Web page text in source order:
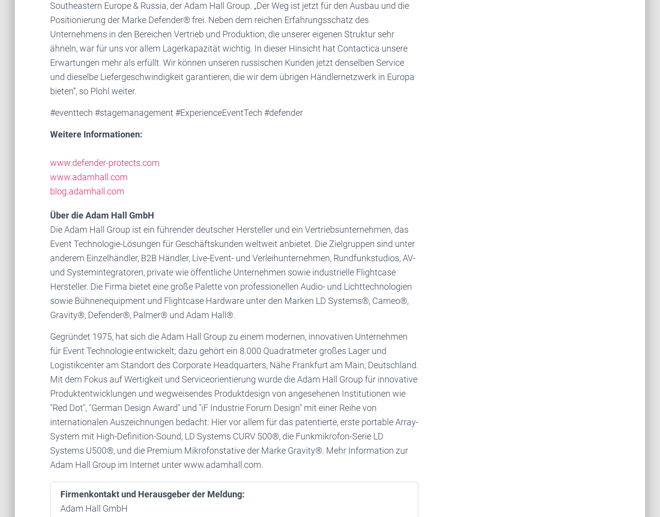
Southeastern Europe & Russia, der Adam Hall Group. „Der Weg ist jetzt für den Ausbau und die
Positionierung der Marke Defender® frei. Neben dem reichen Erfahrungsschatz des
Unternehmens in den Bereichen Vertrieb und Produktion, die unserer eigenen Struktur sehr
ähneln, war für uns vor allem Lagerkapazität wichtig. In dieser Hinsicht hat Contactica unsere
Erwartungen mehr als erfüllt. Wir können unseren russischen Kunden jetzt denselben Service
und dieselbe Liefergeschwindigkeit garantieren, die wir dem übrigen Händlernetzwerk in Europa
bieten“, so Plohl weiter.
#eventtech #stagemanagement #ExperienceEventTech #defender
Weitere Informationen:
www.defender-protects.com
www.adamhall.com
blog.adamhall.com
Über die Adam Hall GmbH
Die Adam Hall Group ist ein führender deutscher Hersteller und ein Vertriebsunternehmen, das
Event Technologie-Lösungen für Geschäftskunden weltweit anbietet. Die Zielgruppen sind unter
anderem Einzelhändler, B2B Händler, Live-Event- und Verleihunternehmen, Rundfunkstudios, AV-
und Systemintegratoren, private wie öffentliche Unternehmen sowie industrielle Flightcase
Hersteller. Die Firma bietet eine große Palette von professionellen Audio- und Lichttechnologien
sowie Bühnenequipment und Flightcase Hardware unter den Marken LD Systems®, Cameo®,
Gravity®, Defender®, Palmer® und Adam Hall®.
Gegründet 1975, hat sich die Adam Hall Group zu einem modernen, innovativen Unternehmen
für Event Technologie entwickelt; dazu gehört ein 8.000 Quadratmeter großes Lager und
Logistikcenter am Standort des Corporate Headquarters, Nähe Frankfurt am Main, Deutschland.
Mit dem Fokus auf Wertigkeit und Serviceorientierung wurde die Adam Hall Group für innovative
Produktentwicklungen und wegweisendes Produktdesign von angesehenen Institutionen wie
"Red Dot", "German Design Award" und "iF Industrie Forum Design" mit einer Reihe von
internationalen Auszeichnungen bedacht: Hier vor allem für das patentierte, erste portable Array-
System mit High-Definition-Sound, LD Systems CURV 500®, die Funkmikrofon-Serie LD
Systems U500®, und die Premium Mikrofonstative der Marke Gravity®. Mehr Information zur
Adam Hall Group im Internet unter www.adamhall.com.
Firmenkontakt und Herausgeber der Meldung:
Adam Hall GmbH